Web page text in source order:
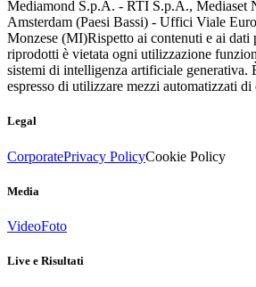
Mediamond S.p.A. - RTI S.p.A., Mediaset
Amsterdam (Paesi Bassi) - Uffici Viale
Monzese (MI)Rispetto ai contenuti e ai dati
riprodotti è vietata ogni utilizzazione
sistemi di intelligenza artificiale generativa.
espresso di utilizzare mezzi automatizzati di
Legal
CorporatePrivacy PolicyCookie Policy
Media
VideoFoto
Live e Risultati